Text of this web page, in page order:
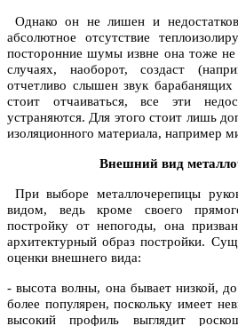
Однако он не лишен и
абсолютное отсутствие
посторонние шумы извне она тоже не
случаях, наоборот, создаст
отчетливо слышен звук
стоит отчаиваться, все эти
устраняются. Для этого стоит лишь
изоляционного материала, например
Внешний вид
При выборе металлочерепицы
видом, ведь кроме своего
постройку от непогоды, она
архитектурный образ постройки.
оценки внешнего вида:
- высота волны, она бывает низкой,
более популярен, поскольку имеет
высокий профиль выглядит